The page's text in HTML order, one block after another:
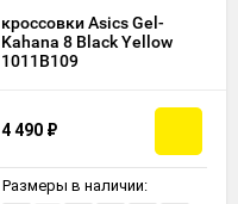
кроссовки Asics Gel-
Kahana 8 Black Yellow
1011B109
4 490 ₽
Размеры в наличии: